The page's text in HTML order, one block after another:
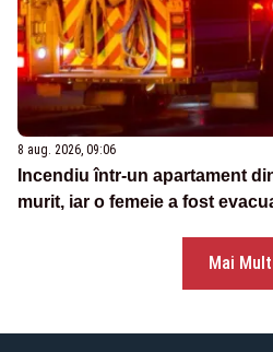
8 aug. 2026, 09:06
Incendiu într-un apartament
murit, iar o femeie a fost
Mai